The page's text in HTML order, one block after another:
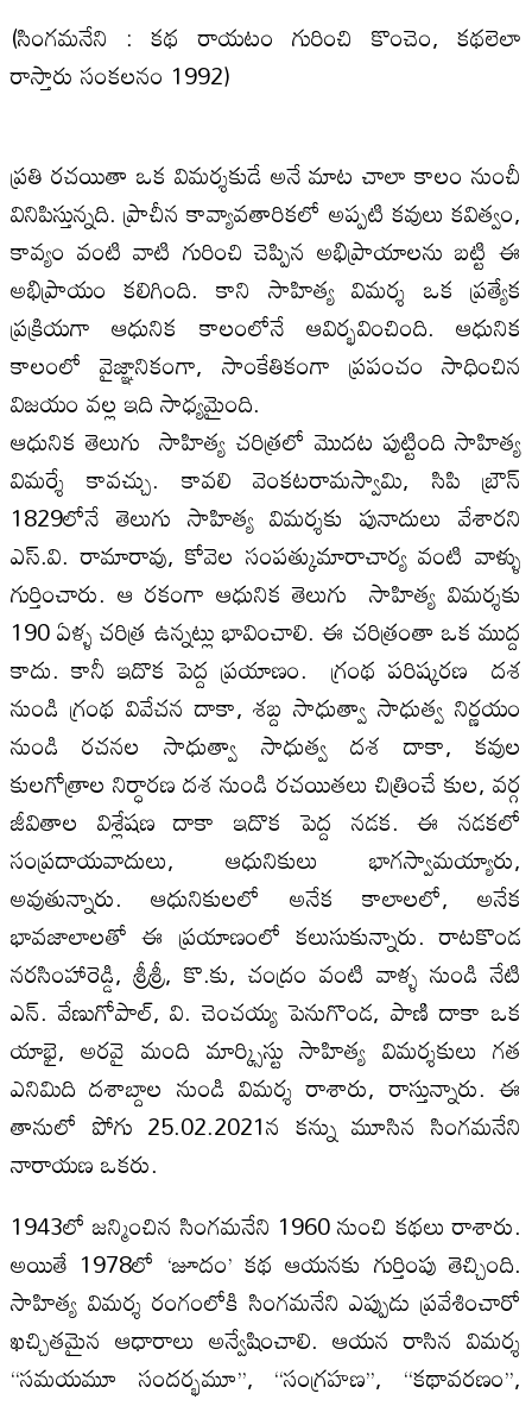
(సింగమనేని : కథ రాయటం గురించి కొంచెం, కథలెలా
రాస్తారు సంకలనం 1992)
ప్రతి రచయితా ఒక విమర్శకుడే అనే మాట చాలా కాలం నుంచీ
వినిపిస్తున్నది. ప్రాచీన కావ్యావతారికలో అప్పటి కవులు కవిత్వం,
కావ్యం వంటి వాటి గురించి చెప్పిన అభిప్రాయాలను బట్టి ఈ
అభిప్రాయం కలిగింది. కాని సాహిత్య విమర్శ ఒక ప్రత్యేక
ప్రక్రియగా ఆధునిక కాలంలోనే ఆవిర్భవించింది. ఆధునిక
కాలంలో వైజ్ఞానికంగా, సాంకేతికంగా ప్రపంచం సాధించిన
విజయం వల్ల ఇది సాధ్యమైంది.
ఆధునిక తెలుగు సాహిత్య చరిత్రలో మొదట పుట్టింది సాహిత్య
విమర్శే కావచ్చు. కావలి వెంకటరామస్వామి, సిపి బ్రౌన్
1829లోనే తెలుగు సాహిత్య విమర్శకు పునాదులు వేశారని
ఎస్.వి. రామారావు, కోవెల సంపత్కుమారాచార్య వంటి వాళ్ళు
గుర్తించారు. ఆ రకంగా ఆధునిక తెలుగు సాహిత్య విమర్శకు
190 ఏళ్ళ చరిత్ర ఉన్నట్లు భావించాలి. ఈ చరిత్రంతా ఒక ముద్ద
కాదు. కానీ ఇదొక పెద్ద ప్రయాణం. గ్రంథ పరిష్కరణ దశ
నుండి గ్రంథ వివేచన దాకా, శబ్ద సాధుత్వా సాధుత్వ నిర్ణయం
నుండి రచనల సాధుత్వా సాధుత్వ దశ దాకా, కవుల
కులగోత్రాల నిర్ధారణ దశ నుండి రచయితలు చిత్రించే కుల, వర్గ
జీవితాల విశ్లేషణ దాకా ఇదొక పెద్ద నడక. ఈ నడకలో
సంప్రదాయవాదులు, ఆధునికులు భాగస్వామయ్యారు,
అవుతున్నారు. ఆధునికులలో అనేక కాలాలలో, అనేక
భావజాలాలతో ఈ ప్రయాణంలో కలుసుకున్నారు. రాటకొండ
నరసింహారెడ్డి, శ్రీశ్రీ, కొ.కు, చంద్రం వంటి వాళ్ళ నుండి నేటి
ఎన్. వేణుగోపాల్, వి. చెంచయ్య పెనుగొండ, పాణి దాకా ఒక
యాభై, అరవై మంది మార్క్సిస్టు సాహిత్య విమర్శకులు గత
ఎనిమిది దశాబ్దాల నుండి విమర్శ రాశారు, రాస్తున్నారు. ఈ
తానులో పోగు 25.02.2021న కన్ను మూసిన సింగమనేని
నారాయణ ఒకరు.
1943లో జన్మించిన సింగమనేని 1960 నుంచి కథలు రాశారు.
అయితే 1978లో ‘జూదం’ కథ ఆయనకు గుర్తింపు తెచ్చింది.
సాహిత్య విమర్శ రంగంలోకి సింగమనేని ఎప్పుడు ప్రవేశించారో
ఖచ్చితమైన ఆధారాలు అన్వేషించాలి. ఆయన రాసిన విమర్శ
‘‘సమయమూ సందర్భమూ’’, ‘‘సంగ్రహణ’’, ‘‘కథావరణం’’,